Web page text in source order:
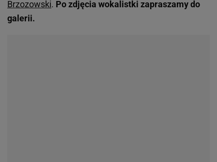
Brzozowski. Po zdjęcia wokalistki zapraszamy do
galerii.